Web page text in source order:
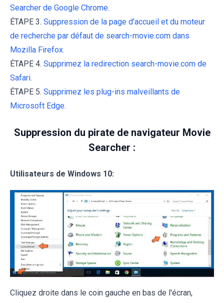
Searcher de Google Chrome.
ÉTAPE 3. Suppression de la page d'accueil et du moteur
de recherche par défaut de search-movie.com dans
Mozilla Firefox.
ÉTAPE 4. Supprimez la redirection search-movie.com de
Safari.
ÉTAPE 5. Supprimez les plug-ins malveillants de
Microsoft Edge.
Suppression du pirate de navigateur Movie
Searcher :
Utilisateurs de Windows 10:
Cliquez droite dans le coin gauche en bas de l'écran,